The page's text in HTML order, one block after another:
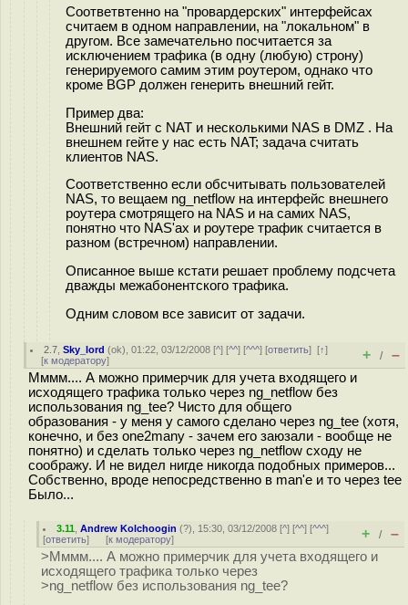
Соответвтенно на "провардерских" интерфейсах
считаем в одном направлении, на "локальном" в
другом. Все замечательно посчитается за
исключением трафика (в одну (любую) строну)
генерируемого самим этим роутером, однако что
кроме BGP должен генерить внешний гейт.
Пример два:
Внешний гейт с NAT и несколькими NAS в DMZ . На
внешнем гейте у нас есть NAT; задача считать
клиентов NAS.
Соответственно если обсчитывать пользователей
NAS, то вещаем ng_netflow на интерфейс внешнего
роутера смотрящего на NAS и на самих NAS,
понятно что NAS'ах и роутере трафик считается в
разном (встречном) направлении.
Описанное выше кстати решает проблему подсчета
дважды межабонентского трафика.
Одним словом все зависит от задачи.
2.7 ,Sky_lord (ok), 01:22, 03/12/2008 [^] [^^] [^^^] [ответить][↑]
[к модератору] + / –
Мммм.... А можно примерчик для учета входящего и
исходящего трафика только через ng_netflow без
использования ng_tee? Чисто для общего
образования - у меня у самого сделано через ng_tee (хотя,
конечно, и без one2many - зачем его заюзали - вообще не
понятно) и сделать только через ng_netflow сходу не
соображу. И не видел нигде никогда подобных примеров...
Собственно, вроде непосредственно в man'е и то через tee
Было...
3.11 ,Andrew Kolchoogin (?), 15:30, 03/12/2008 [^] [^^] [^^^]
[ответить] [к модератору] + / –
>Мммм.... А можно примерчик для учета входящего и
исходящего трафика только через
>ng_netflow без использования ng_tee?